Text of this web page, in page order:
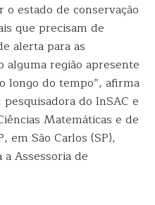
o estado de conservação
que precisam de
alerta para as
alguma região apresente
longo do tempo”, afirma
pesquisadora do InSAC e
Matemáticas e de
em São Carlos (SP),
Assessoria de